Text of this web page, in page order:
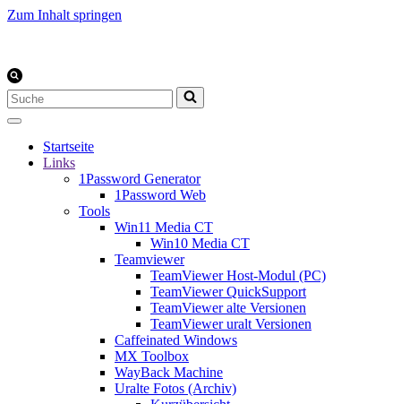
Zum Inhalt springen
Suchen
nach …
Startseite
Links
1Password Generator
1Password Web
Tools
Win11 Media CT
Win10 Media CT
Teamviewer
TeamViewer Host-Modul (PC)
TeamViewer QuickSupport
TeamViewer alte Versionen
TeamViewer uralt Versionen
Caffeinated Windows
MX Toolbox
WayBack Machine
Uralte Fotos (Archiv)